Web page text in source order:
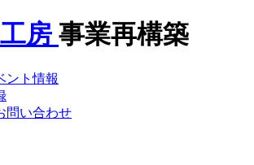
房 事業再構築
ント情報
問い合わせ